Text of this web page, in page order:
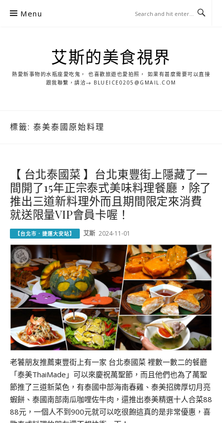
Menu
艾斯的美食視界
熱愛新事物的水瓶座愛吃鬼， 也喜歡旅遊也愛拍照， 如果有甚麼需要可以直接
跟我聯繫，請洽→ BLUEICE0205@GMAIL.COM
標籤: 泰美泰國原始料理
【 台北泰國菜 】台北東豐街上隱藏了一
間開了15年正宗泰式美味料理餐廳，除了
推出三道新料理外而且期間限定來消費
就送限量VIP會員卡喔！
【台北市．捷運大安站】 艾斯 2024-11-01
老饕朋友推薦東豐街上有一家 台北泰國菜 裡數一數二的餐廳
「泰美ThaiMade」可以來慶祝萬聖節，而且他們也為了萬聖
節推了三道新菜色，有泰國中部海南春雞、泰美招牌厚切月亮
蝦餅、泰國南部南瓜咖哩佐牛肉，還推出泰美精選十人合菜88
88元，一個人不到900元就可以吃很飽這真的是非常優惠，喜